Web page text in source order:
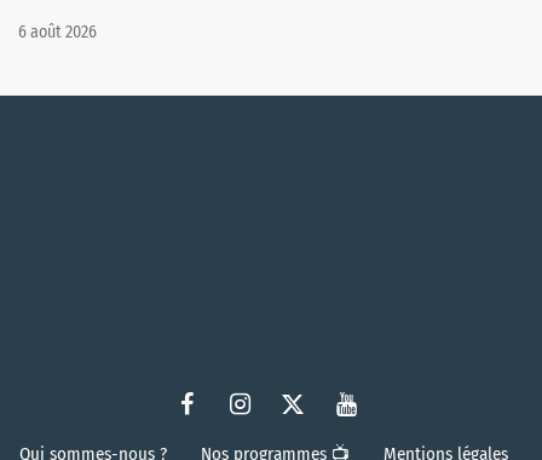
6 août 2026
Qui sommes-nous ? Nos programmes 📺 Mentions légales